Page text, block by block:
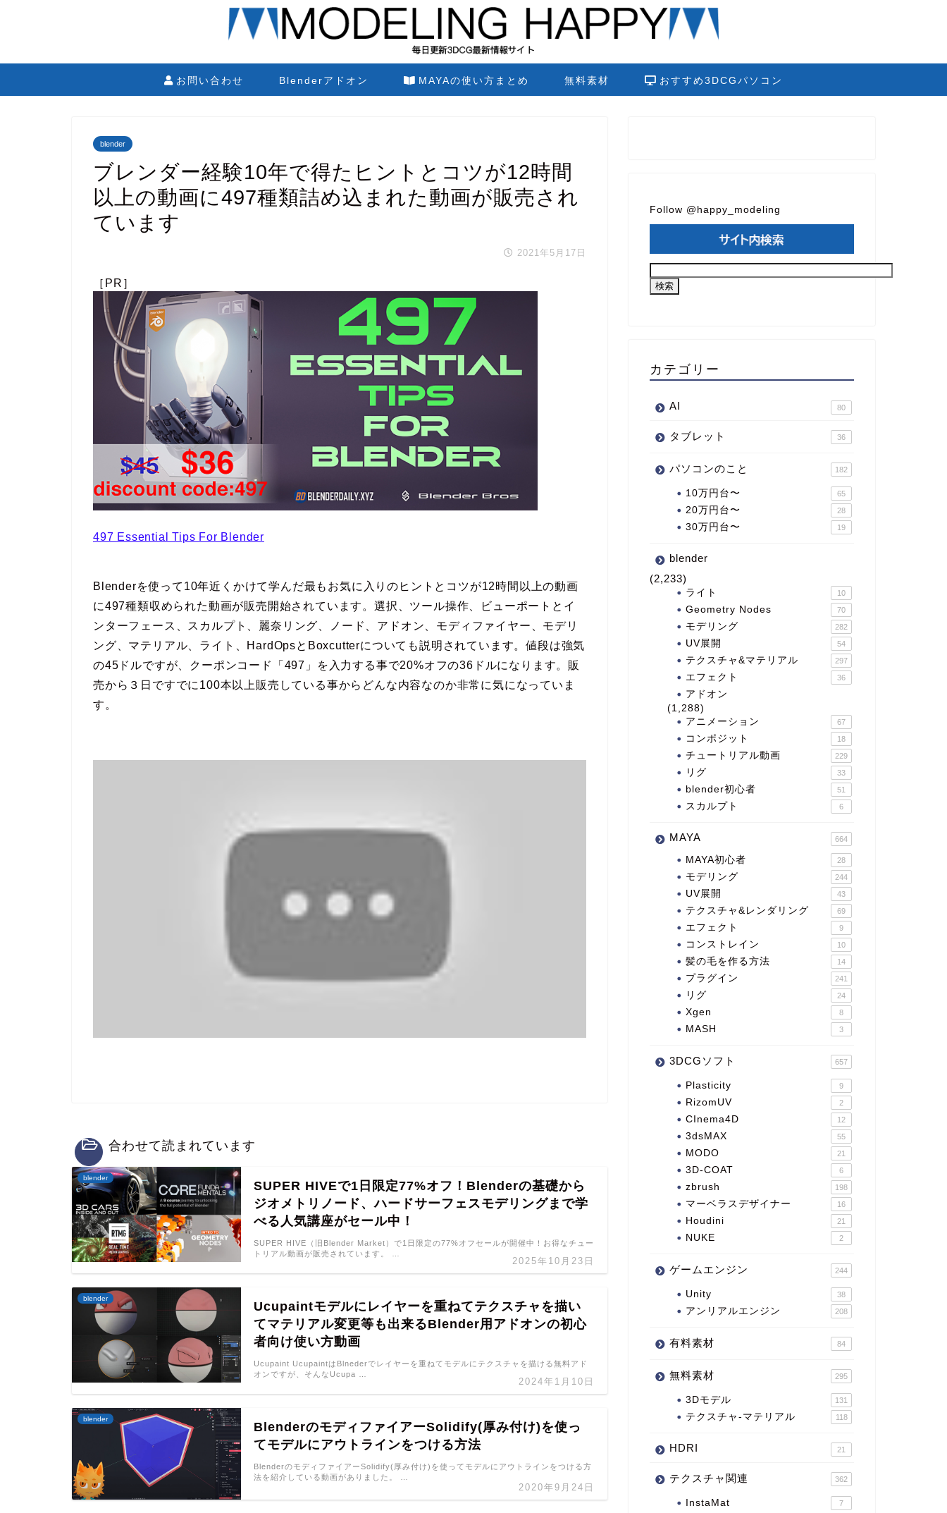
お問い合わせ Blenderアドオン MAYAの使い方まとめ 無料素材 おすすめ3DCGパソコン
blender
ブレンダー経験10年で得たヒントとコツが12時間
以上の動画に497種類詰め込まれた動画が販売され
ています
2021年5月17日
［PR］
497 Essential Tips For Blender
Blenderを使って10年近くかけて学んだ最もお気に入りのヒントとコツが12時間以上の動画
に497種類収められた動画が販売開始されています。選択、ツール操作、ビューポートとイ
ンターフェース、スカルプト、麗奈リング、ノード、アドオン、モディファイヤー、モデリ
ング、マテリアル、ライト、HardOpsとBoxcutterについても説明されています。値段は強気
の45ドルですが、クーポンコード「497」を入力する事で20%オフの36ドルになります。販
売から３日ですでに100本以上販売している事からどんな内容なのか非常に気になっていま
す。
合わせて読まれています
blender
SUPER HIVEで1日限定77%オフ！Blenderの基礎から
ジオメトリノード、ハードサーフェスモデリングまで学
べる人気講座がセール中！
2025年10月23日
SUPER HIVE（旧Blender Market）で1日限定の77%オフセールが開催中！お得なチュー
トリアル動画が販売されています。 …
blender
Ucupaintモデルにレイヤーを重ねてテクスチャを描い
てマテリアル変更等も出来るBlender用アドオンの初心
者向け使い方動画
2024年1月10日
Ucupaint UcupaintはBlnederでレイヤーを重ねてモデルにテクスチャを描ける無料アド
オンですが、そんなUcupa …
blender
BlenderのモディファイアーSolidify(厚み付け)を使っ
てモデルにアウトラインをつける方法
2020年9月24日
BlenderのモディファイアーSolidify(厚み付け)を使ってモデルにアウトラインをつける方
法を紹介している動画がありました。 …
Follow @happy_modeling
カテゴリー
AI 80
タブレット 36
パソコンのこと 182
10万円台〜 65
20万円台〜 28
30万円台〜 19
blender
(2,233)
ライト 10
Geometry Nodes 70
モデリング 282
UV展開 54
テクスチャ&マテリアル 297
エフェクト 36
アドオン
(1,288)
アニメーション
67
コンポジット 18
チュートリアル動画 229
リグ 33
blender初心者 51
スカルプト 6
MAYA 664
MAYA初心者 28
モデリング 244
UV展開 43
テクスチャ&レンダリング 69
エフェクト 9
コンストレイン 10
髪の毛を作る方法 14
プラグイン 241
リグ 24
Xgen 8
MASH 3
3DCGソフト 657
Plasticity 9
RizomUV 2
CInema4D 12
3dsMAX 55
MODO 21
3D-COAT 6
zbrush 198
マーベラスデザイナー 16
Houdini 21
NUKE 2
ゲームエンジン 244
Unity 38
アンリアルエンジン 208
有料素材 84
無料素材 295
3Dモデル 131
テクスチャ-マテリアル 118
HDRI 21
テクスチャ関連 362
InstaMat 7